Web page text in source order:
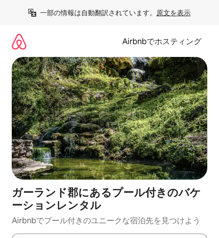
一部の情報は自動翻訳されています。 原文を表示
Airbnbでホスティング
ガーランド郡にあるプール付きのバケ
ーションレンタル
Airbnbでプール付きのユニークな宿泊先を見つけよう